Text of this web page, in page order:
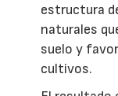
estructura
naturales
suelo y
cultivos.